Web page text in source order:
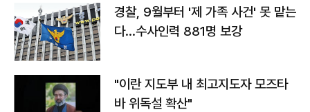
경찰, 9월부터 '제 가족 사건' 못 맡는
다…수사인력 881명 보강
"이란 지도부 내 최고지도자 모즈타
바 위독설 확산"